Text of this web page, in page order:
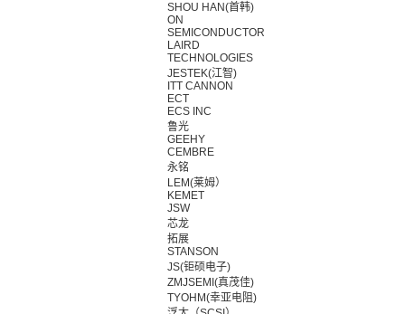
SHOU HAN(首韩)
ON
SEMICONDUCTOR
LAIRD
TECHNOLOGIES
JESTEK(江智)
ITT CANNON
ECT
ECS INC
鲁光
GEEHY
CEMBRE
永铭
LEM(莱姆）
KEMET
JSW
芯龙
拓展
STANSON
JS(钜硕电子)
ZMJSEMI(真茂佳)
TYOHM(幸亚电阻)